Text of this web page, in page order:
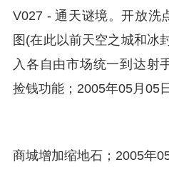
V027 - 通天谜境。开放洗
图(在此以前天空之城和冰
入各自由市场统一到达射
捡钱功能；2005年05月05日
商城增加缩地石；2005年